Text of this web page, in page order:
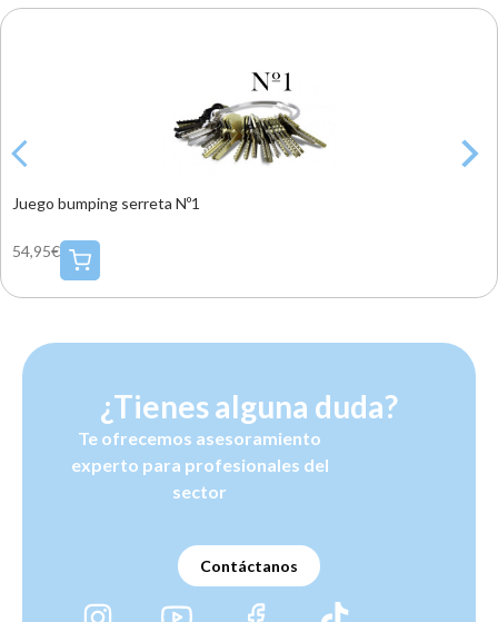
Juego bumping serreta Nº1
54,95€
¿Tienes alguna duda?
Te ofrecemos asesoramiento
experto para profesionales del
sector
Contáctanos